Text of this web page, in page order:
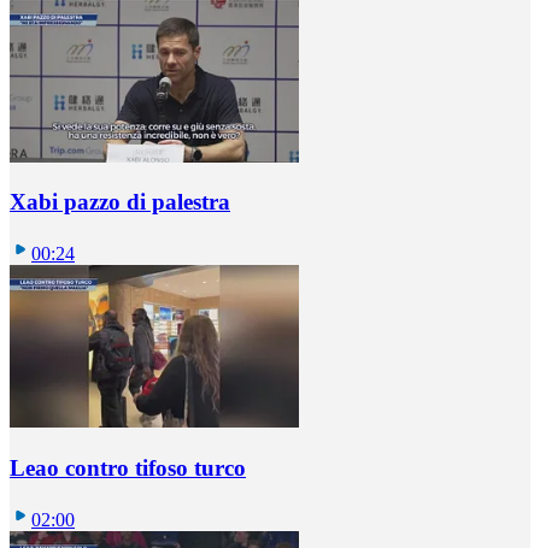
Xabi pazzo di palestra
00:24
Leao contro tifoso turco
02:00